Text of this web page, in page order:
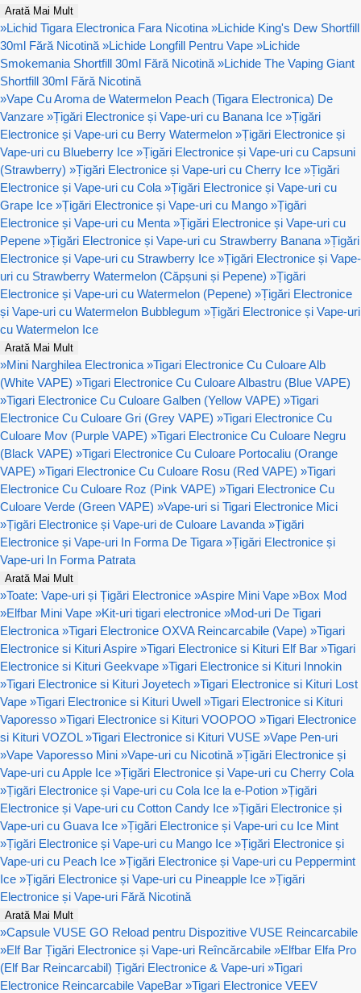
Arată Mai Mult
»Lichid Tigara Electronica Fara Nicotina »Lichide King's Dew Shortfill
30ml Fără Nicotină »Lichide Longfill Pentru Vape »Lichide
Smokemania Shortfill 30ml Fără Nicotină »Lichide The Vaping Giant
Shortfill 30ml Fără Nicotină
»Vape Cu Aroma de Watermelon Peach (Tigara Electronica) De
Vanzare »Țigări Electronice și Vape-uri cu Banana Ice »Țigări
Electronice și Vape-uri cu Berry Watermelon »Țigări Electronice și
Vape-uri cu Blueberry Ice »Țigări Electronice și Vape-uri cu Capsuni
(Strawberry) »Țigări Electronice și Vape-uri cu Cherry Ice »Țigări
Electronice și Vape-uri cu Cola »Țigări Electronice și Vape-uri cu
Grape Ice »Țigări Electronice și Vape-uri cu Mango »Țigări
Electronice și Vape-uri cu Menta »Țigări Electronice și Vape-uri cu
Pepene »Țigări Electronice și Vape-uri cu Strawberry Banana »Țigări
Electronice și Vape-uri cu Strawberry Ice »Țigări Electronice și Vape-
uri cu Strawberry Watermelon (Căpșuni și Pepene) »Țigări
Electronice și Vape-uri cu Watermelon (Pepene) »Țigări Electronice
și Vape-uri cu Watermelon Bubblegum »Țigări Electronice și Vape-uri
cu Watermelon Ice
Arată Mai Mult
»Mini Narghilea Electronica »Tigari Electronice Cu Culoare Alb
(White VAPE) »Tigari Electronice Cu Culoare Albastru (Blue VAPE)
»Tigari Electronice Cu Culoare Galben (Yellow VAPE) »Tigari
Electronice Cu Culoare Gri (Grey VAPE) »Tigari Electronice Cu
Culoare Mov (Purple VAPE) »Tigari Electronice Cu Culoare Negru
(Black VAPE) »Tigari Electronice Cu Culoare Portocaliu (Orange
VAPE) »Tigari Electronice Cu Culoare Rosu (Red VAPE) »Tigari
Electronice Cu Culoare Roz (Pink VAPE) »Tigari Electronice Cu
Culoare Verde (Green VAPE) »Vape-uri si Tigari Electronice Mici
»Țigări Electronice și Vape-uri de Culoare Lavanda »Țigări
Electronice și Vape-uri In Forma De Tigara »Țigări Electronice și
Vape-uri In Forma Patrata
Arată Mai Mult
»Toate: Vape-uri și Țigări Electronice »Aspire Mini Vape »Box Mod
»Elfbar Mini Vape »Kit-uri tigari electronice »Mod-uri De Tigari
Electronica »Tigari Electronice OXVA Reincarcabile (Vape) »Tigari
Electronice si Kituri Aspire »Tigari Electronice si Kituri Elf Bar »Tigari
Electronice si Kituri Geekvape »Tigari Electronice si Kituri Innokin
»Tigari Electronice si Kituri Joyetech »Tigari Electronice si Kituri Lost
Vape »Tigari Electronice si Kituri Uwell »Tigari Electronice si Kituri
Vaporesso »Tigari Electronice si Kituri VOOPOO »Tigari Electronice
si Kituri VOZOL »Tigari Electronice si Kituri VUSE »Vape Pen-uri
»Vape Vaporesso Mini »Vape-uri cu Nicotină »Țigări Electronice și
Vape-uri cu Apple Ice »Țigări Electronice și Vape-uri cu Cherry Cola
»Țigări Electronice și Vape-uri cu Cola Ice la e-Potion »Țigări
Electronice și Vape-uri cu Cotton Candy Ice »Țigări Electronice și
Vape-uri cu Guava Ice »Țigări Electronice și Vape-uri cu Ice Mint
»Țigări Electronice și Vape-uri cu Mango Ice »Țigări Electronice și
Vape-uri cu Peach Ice »Țigări Electronice și Vape-uri cu Peppermint
Ice »Țigări Electronice și Vape-uri cu Pineapple Ice »Țigări
Electronice și Vape-uri Fără Nicotină
Arată Mai Mult
»Capsule VUSE GO Reload pentru Dispozitive VUSE Reincarcabile
»Elf Bar Țigări Electronice și Vape-uri Reîncărcabile »Elfbar Elfa Pro
(Elf Bar Reincarcabil) Țigări Electronice & Vape-uri »Tigari
Electronice Reincarcabile VapeBar »Tigari Electronice VEEV